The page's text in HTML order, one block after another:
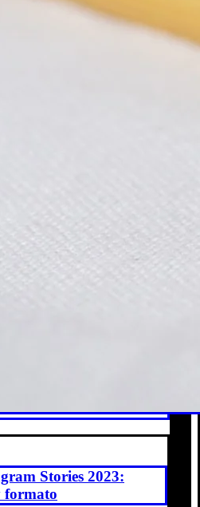
Stories 2023:
formato